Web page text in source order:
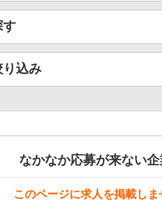
す
り込み
なかなか応募が来ない
このページに求人を掲載しま